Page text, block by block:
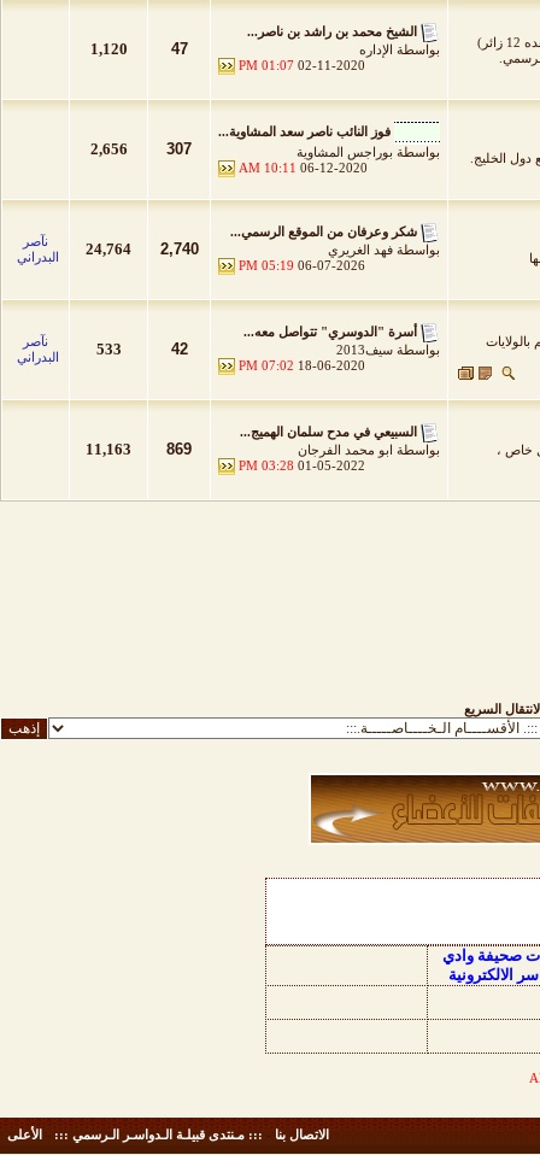
الشيخ محمد بن راشد بن ناصر...
بواسطة الإداره
02-11-2020
01:07 PM
47
1,120
دول الخليج.
فوز النائب ناصر سعد المشاوية...
بواسطة بوراجس المشاوية
06-12-2020
10:11 AM
307
2,656
شكر وعرفان من الموقع الرسمي...
بواسطة فهد الغريري
06-07-2026
05:19 PM
2,740
24,764
نآصر
البدراني
أسرة "الدوسري" تتواصل معه...
بواسطة سيف2013
18-06-2020
07:02 PM
42
533
نآصر
البدراني
خاص ،
السبيعي في مدح سلمان الهميج...
بواسطة ابو محمد الفرجان
01-05-2022
03:28 PM
869
11,163
السريع
صحيفة وادي
الالكترونية
الاتصال بنا - ::: مـنتدى قبيلـة الـدواسـر الـرسمي ::: - الأعلى